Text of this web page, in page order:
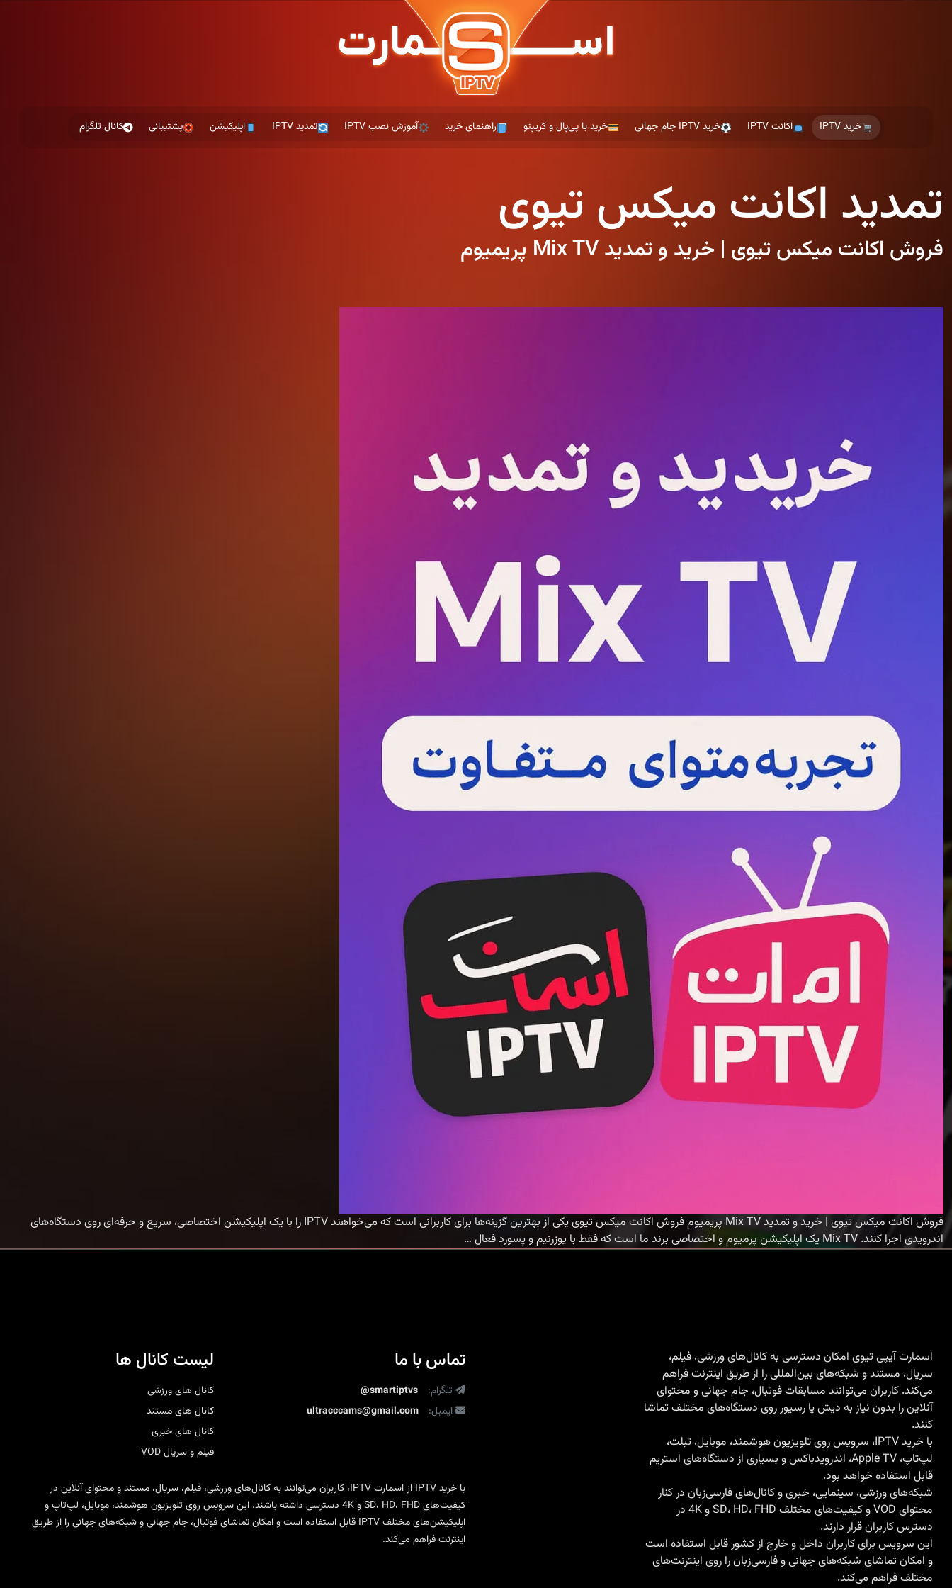
خرید IPTV اکانت IPTV خرید IPTV جام جهانی خرید با پی‌پال و کریپتو راهنمای خرید آموزش نصب IPTV تمدید IPTV اپلیکیشن پشتیبانی کانال تلگرام
تمدید اکانت میکس تیوی
فروش اکانت میکس تیوی | خرید و تمدید Mix TV پریمیوم
فروش اکانت میکس تیوی | خرید و تمدید Mix TV پریمیوم فروش اکانت میکس تیوی یکی از بهترین گزینه‌ها برای کاربرانی است که می‌خواهند IPTV را با یک اپلیکیشن اختصاصی، سریع و حرفه‌ای روی دستگاه‌های
اندرویدی اجرا کنند. Mix TV یک اپلیکیشن پرمیوم و اختصاصی برند ما است که فقط با یوزرنیم و پسورد فعال
…
اکانت
تمدید
TV
پریمیوم
اسمارت آیپی تیوی امکان دسترسی به کانال‌های ورزشی، فیلم،
سریال، مستند و شبکه‌های بین‌المللی را از طریق اینترنت فراهم
می‌کند. کاربران می‌توانند مسابقات فوتبال، جام جهانی و محتوای
آنلاین را بدون نیاز به دیش یا رسیور روی دستگاه‌های مختلف تماشا
کنند.
با خرید IPTV
، سرویس روی تلویزیون هوشمند، موبایل، تبلت،
لپ‌تاپ، Apple TV، اندرویدباکس و بسیاری از دستگاه‌های استریم
قابل استفاده خواهد بود.
شبکه‌های ورزشی، سینمایی، خبری و کانال‌های فارسی‌زبان در کنار
محتوای VOD و کیفیت‌های مختلف SD، HD، FHD و 4K در
دسترس کاربران قرار دارند.
این سرویس برای کاربران داخل و خارج از کشور قابل استفاده است
و امکان تماشای شبکه‌های جهانی و فارسی‌زبان را روی اینترنت‌های
مختلف فراهم می‌کند.
تماس با ما
تلگرام:
@smartiptvs
ایمیل:
ultracccams@gmail.com
لیست کانال ها
کانال های ورزشی
کانال های مستند
کانال های خبری
فیلم و سریال VOD
با خرید IPTV ازاسمارت IPTV
، کاربران می‌توانند به کانال‌های ورزشی، فیلم، سریال، مستند و محتوای آنلاین در
کیفیت‌های SD، HD، FHD و 4K دسترسی داشته باشند. این سرویس روی تلویزیون هوشمند، موبایل، لپ‌تاپ و
اپلیکیشن‌های مختلف IPTV قابل استفاده است و امکان تماشای فوتبال، جام جهانی و شبکه‌های جهانی را از طریق
اینترنت فراهم می‌کند.